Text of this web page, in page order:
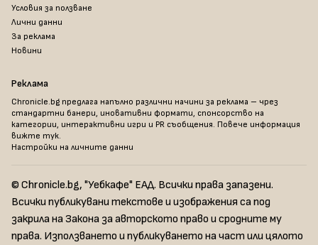
Условия за ползване
Лични данни
За реклама
Новини
Реклама
Chronicle.bg предлага напълно различни начини за реклама – чрез
стандартни банери, иновативни формати, спонсорство на
категории, интерактивни игри и PR съобщения. Повече информация
вижте тук.
Настройки на личните данни
© Chronicle.bg, "Уебкафе" ЕАД. Всички права запазени.
Всички публикувани текстове и изображения са под
закрила на Закона за авторското право и сродните му
права. Използването и публикуването на част или цялото